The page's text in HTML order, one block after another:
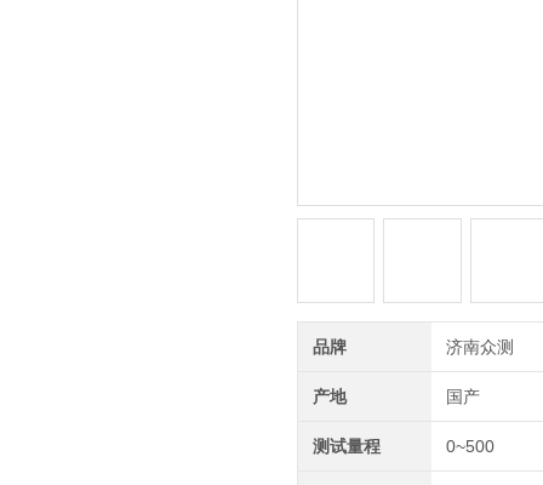
品牌 济南众测
产地 国产
测试量程 0~500